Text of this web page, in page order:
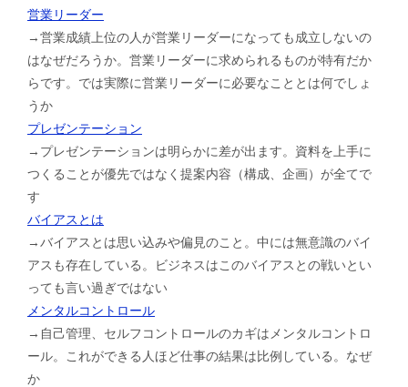
営業リーダー
→営業成績上位の人が営業リーダーになっても成立しないの
はなぜだろうか。営業リーダーに求められるものが特有だか
らです。では実際に営業リーダーに必要なこととは何でしょ
うか
プレゼンテーション
→プレゼンテーションは明らかに差が出ます。資料を上手に
つくることが優先ではなく提案内容（構成、企画）が全てで
す
バイアスとは
→バイアスとは思い込みや偏見のこと。中には無意識のバイ
アスも存在している。ビジネスはこのバイアスとの戦いとい
っても言い過ぎではない
メンタルコントロール
→自己管理、セルフコントロールのカギはメンタルコントロ
ール。これができる人ほど仕事の結果は比例している。なぜ
か